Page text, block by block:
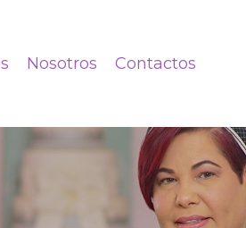
Nosotros Contactos